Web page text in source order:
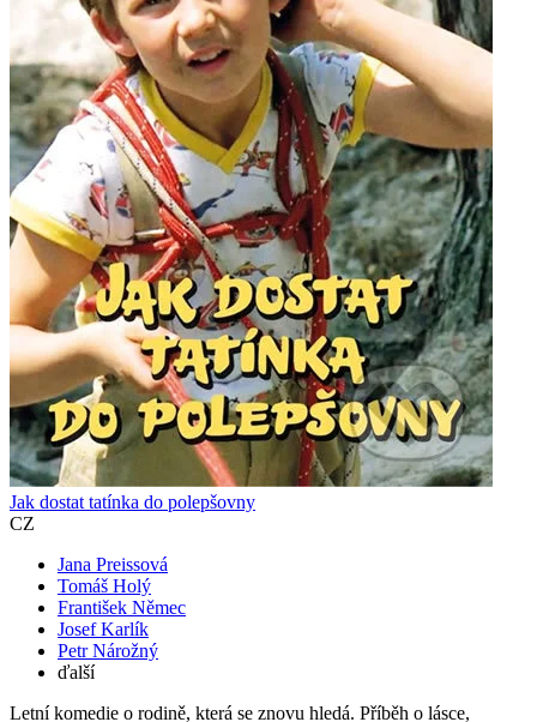
Jak dostat tatínka do polepšovny
CZ
Jana Preissová
Tomáš Holý
František Němec
Josef Karlík
Petr Nárožný
ďalší
Letní komedie o rodině, která se znovu hledá. Příběh o lásce,